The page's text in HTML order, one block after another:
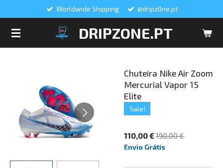
DRIPZONE.PT
Worldwide Shipping @dripz0ne.pt
Chuteira Nike Air Zoom
Mercurial Vapor 15
Elite
Sale!
110,00 €190,00 €
Envio Grátis